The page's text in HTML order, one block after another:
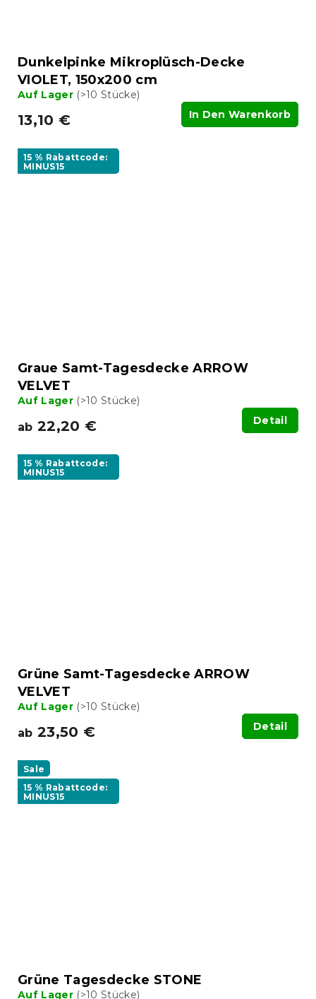
Dunkelpinke Mikroplüsch-Decke
VIOLET, 150x200 cm
Auf Lager (>10 Stücke)
13,10 € In Den Warenkorb
15 % Rabattcode:
MINUS15
Graue Samt-Tagesdecke ARROW
VELVET
Auf Lager (>10 Stücke)
ab 22,20 € Detail
15 % Rabattcode:
MINUS15
Grüne Samt-Tagesdecke ARROW
VELVET
Auf Lager (>10 Stücke)
ab 23,50 € Detail
Sale
15 % Rabattcode:
MINUS15
Grüne Tagesdecke STONE
Auf Lager (>10 Stücke)